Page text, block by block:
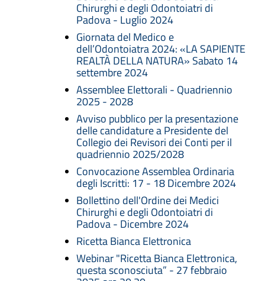
Chirurghi e degli Odontoiatri di
Padova - Luglio 2024
Giornata del Medico e
dell’Odontoiatra 2024: «LA SAPIENTE
REALTÀ DELLA NATURA» Sabato 14
settembre 2024
Assemblee Elettorali - Quadriennio
2025 - 2028
Avviso pubblico per la presentazione
delle candidature a Presidente del
Collegio dei Revisori dei Conti per il
quadriennio 2025/2028
Convocazione Assemblea Ordinaria
degli Iscritti: 17 - 18 Dicembre 2024
Bollettino dell'Ordine dei Medici
Chirurghi e degli Odontoiatri di
Padova - Dicembre 2024
Ricetta Bianca Elettronica
Webinar "Ricetta Bianca Elettronica,
questa sconosciuta” - 27 febbraio